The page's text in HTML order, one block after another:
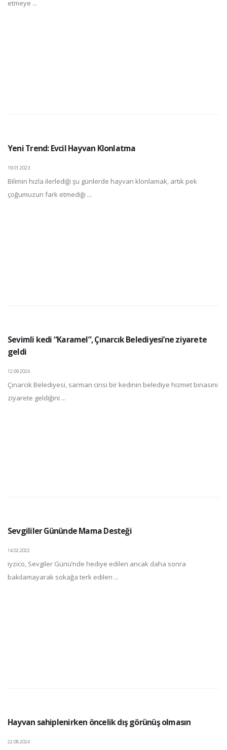
etmeye ...
Yeni Trend: Evcil Hayvan Klonlatma
19.01.2023
Bilimin hızla ilerlediği şu günlerde hayvan klonlamak, artık pek
çoğumuzun fark etmediği ...
Sevimli kedi “Karamel”, Çınarcık Belediyesi’ne ziyarete
geldi
12.09.2024
Çınarcık Belediyesi, sarman cinsi bir kedinin belediye hizmet binasını
ziyarete geldiğini ...
Sevgililer Gününde Mama Desteği
14.02.2022
iyzico, Sevgiler Günü’nde hediye edilen ancak daha sonra
bakılamayarak sokağa terk edilen ...
Hayvan sahiplenirken öncelik dış görünüş olmasın
22.08.2024